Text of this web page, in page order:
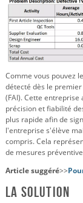
Comme vous pouvez
détecté dès le
(FAI). Cette
précision et fiabilité
plus rapide afin de
l'entreprise s'élève
compris. Cela
de mesures
Article suggéré>>
La solution